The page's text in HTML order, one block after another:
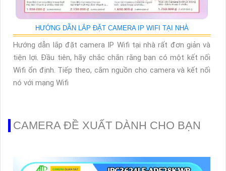
HƯỚNG DẪN LẮP ĐẶT CAMERA IP WIFI TẠI NHÀ
Hướng dẫn lắp đặt camera IP Wifi tại nhà rất đơn giản và
tiện lợi. Đầu tiên, hãy chắc chắn rằng bạn có một kết nối
Wifi ổn định. Tiếp theo, cắm nguồn cho camera và kết nối
nó với mạng Wifi
CAMERA ĐỀ XUẤT DÀNH CHO BẠN